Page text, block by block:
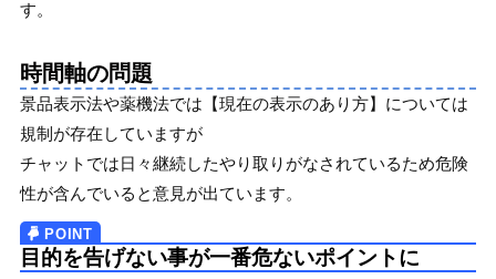
す。
時間軸の問題
景品表示法や薬機法では【現在の表示のあり方】については
規制が存在していますが
チャットでは日々継続したやり取りがなされているため危険
性が含んでいると意見が出ています。
目的を告げない事が一番危ないポイントに